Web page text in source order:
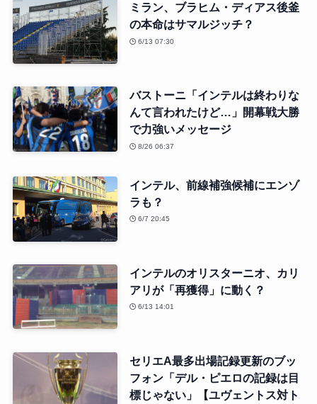
ミラン、ブラヒム・ディアス後釜
の本命はサマルジッチ？
6/13 07:30
バストーニ「インテルは終わりな
んて言われたけど…」開幕戦大勝
で力強いメッセージ
8/26 06:37
インテル、前線補強候補にエンゾ
ラも？
6/7 20:45
インテルのオリスターニオ、カリ
アリが「再獲得」に動く？
6/13 14:01
セリエA最多出場記録更新のブッ
フォン「デル・ピエロの記録は目
標じゃない」【ユヴェントス対ト